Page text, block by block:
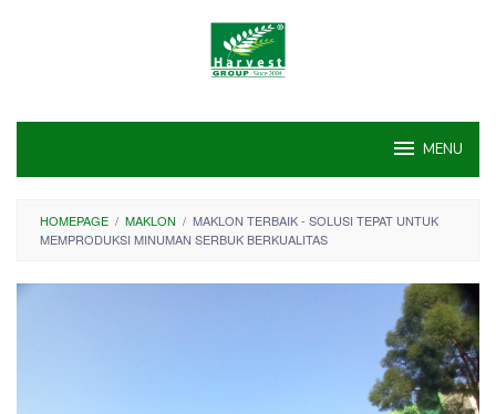
MENU
HOMEPAGE / MAKLON / MAKLON TERBAIK - SOLUSI TEPAT UNTUK
MEMPRODUKSI MINUMAN SERBUK BERKUALITAS